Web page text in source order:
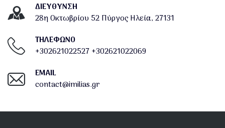
ΔΙΕΎΘΥΝΣΗ
28η Οκτωβρίου 52 Πύργος Ηλεία, 27131
ΤΗΛΕΦΩΝΟ
+302621022527 +302621022069
EMAIL
contact@imilias.gr